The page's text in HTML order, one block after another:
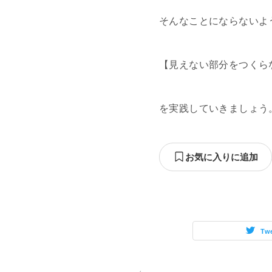
そんなことにならないよ
【見えない部分をつくら
を実践していきましょう
お気に入りに追加